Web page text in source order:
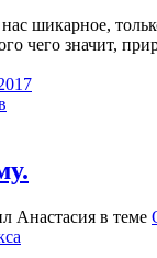
шикарное,
чего значит,
Анастасия в теме